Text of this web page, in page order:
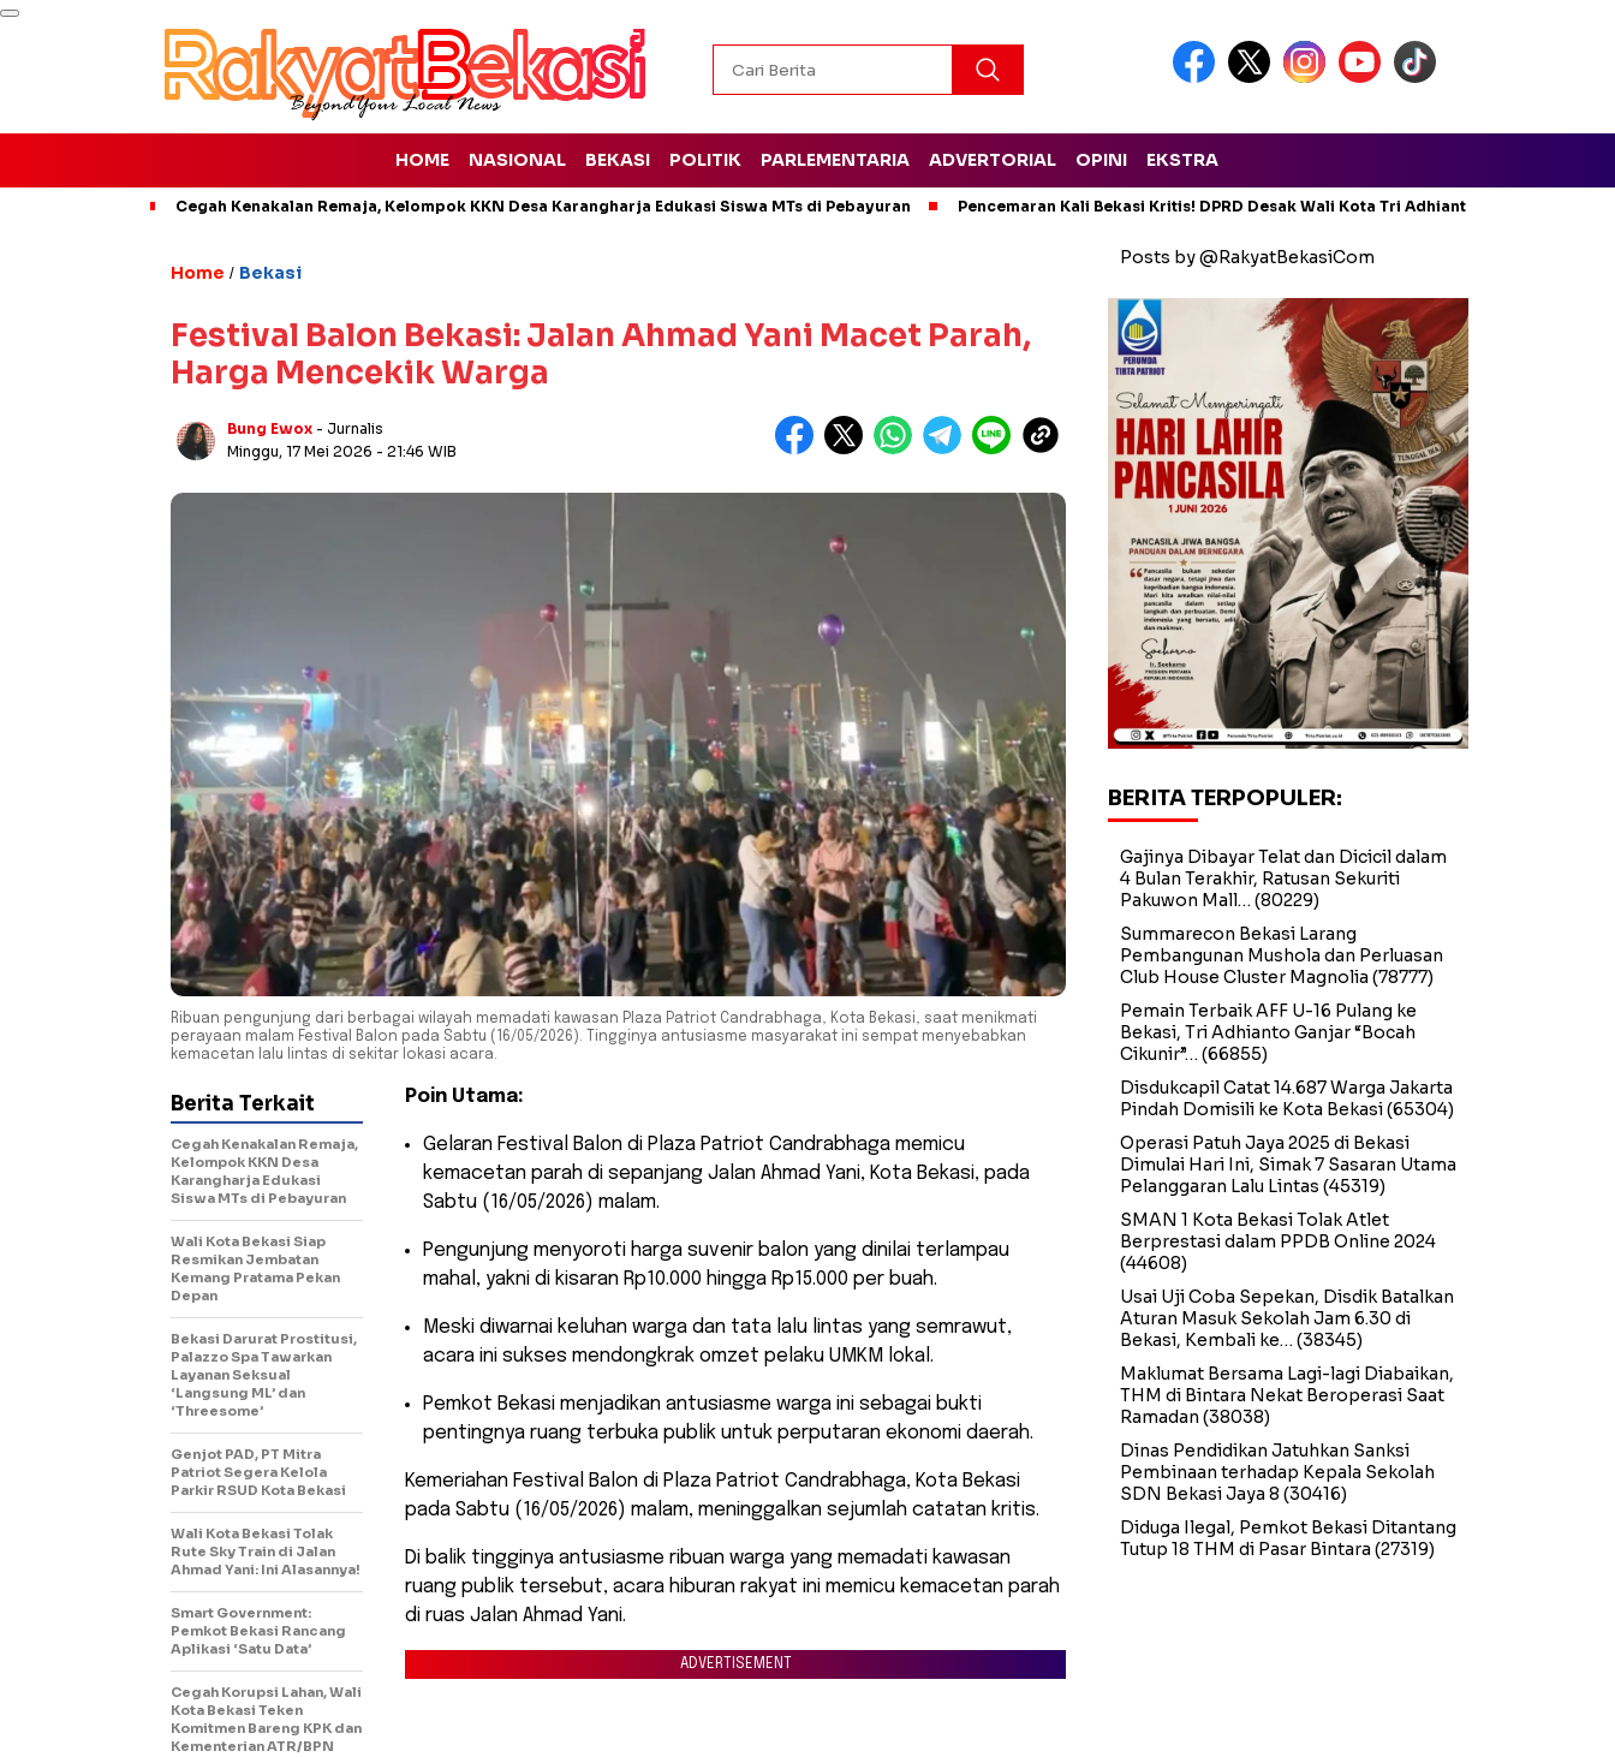
HOME NASIONAL BEKASI POLITIK PARLEMENTARIA ADVERTORIAL OPINI EKSTRA
Cegah Kenakalan Remaja, Kelompok KKN Desa Karangharja Edukasi Siswa MTs di Pebayuran Pencemaran Kali Bekasi Kritis! DPRD Desak Wali Kota Tri Adhianto Lapor ke
Home / Bekasi
Festival Balon Bekasi: Jalan Ahmad Yani Macet Parah,
Harga Mencekik Warga
Bung Ewox - Jurnalis
Minggu, 17 Mei 2026 - 21:46 WIB
Ribuan pengunjung dari berbagai wilayah memadati kawasan Plaza Patriot Candrabhaga, Kota Bekasi, saat menikmati
perayaan malam Festival Balon pada Sabtu (16/05/2026). Tingginya antusiasme masyarakat ini sempat menyebabkan
kemacetan lalu lintas di sekitar lokasi acara.
Poin Utama:
​Gelaran Festival Balon di Plaza Patriot Candrabhaga memicu
kemacetan parah di sepanjang Jalan Ahmad Yani, Kota Bekasi, pada
Sabtu (16/05/2026) malam.
​Pengunjung menyoroti harga suvenir balon yang dinilai terlampau
mahal, yakni di kisaran Rp10.000 hingga Rp15.000 per buah.
​Meski diwarnai keluhan warga dan tata lalu lintas yang semrawut,
acara ini sukses mendongkrak omzet pelaku UMKM lokal.
​Pemkot Bekasi menjadikan antusiasme warga ini sebagai bukti
pentingnya ruang terbuka publik untuk perputaran ekonomi daerah.
​Kemeriahan Festival Balon di Plaza Patriot Candrabhaga, Kota Bekasi
pada Sabtu (16/05/2026) malam, meninggalkan sejumlah catatan kritis.
Di balik tingginya antusiasme ribuan warga yang memadati kawasan
ruang publik tersebut, acara hiburan rakyat ini memicu kemacetan parah
di ruas Jalan Ahmad Yani.
ADVERTISEMENT
Berita Terkait
Cegah Kenakalan Remaja,
Kelompok KKN Desa
Karangharja Edukasi
Siswa MTs di Pebayuran
Wali Kota Bekasi Siap
Resmikan Jembatan
Kemang Pratama Pekan
Depan
Bekasi Darurat Prostitusi,
Palazzo Spa Tawarkan
Layanan Seksual
‘Langsung ML’ dan
‘Threesome’
Genjot PAD, PT Mitra
Patriot Segera Kelola
Parkir RSUD Kota Bekasi
Wali Kota Bekasi Tolak
Rute Sky Train di Jalan
Ahmad Yani: Ini Alasannya!
Smart Government:
Pemkot Bekasi Rancang
Aplikasi ‘Satu Data’
Cegah Korupsi Lahan, Wali
Kota Bekasi Teken
Komitmen Bareng KPK dan
Kementerian ATR/BPN
Posts by @RakyatBekasiCom
BERITA TERPOPULER:
Gajinya Dibayar Telat dan Dicicil dalam
4 Bulan Terakhir, Ratusan Sekuriti
Pakuwon Mall… (80229)
Summarecon Bekasi Larang
Pembangunan Mushola dan Perluasan
Club House Cluster Magnolia (78777)
Pemain Terbaik AFF U-16 Pulang ke
Bekasi, Tri Adhianto Ganjar “Bocah
Cikunir”… (66855)
Disdukcapil Catat 14.687 Warga Jakarta
Pindah Domisili ke Kota Bekasi(65304)
Operasi Patuh Jaya 2025 di Bekasi
Dimulai Hari Ini, Simak 7 Sasaran Utama
Pelanggaran Lalu Lintas (45319)
SMAN 1 Kota Bekasi Tolak Atlet
Berprestasi dalam PPDB Online 2024
(44608)
Usai Uji Coba Sepekan, Disdik Batalkan
Aturan Masuk Sekolah Jam 6.30 di
Bekasi, Kembali ke… (38345)
Maklumat Bersama Lagi-lagi Diabaikan,
THM di Bintara Nekat Beroperasi Saat
Ramadan (38038)
Dinas Pendidikan Jatuhkan Sanksi
Pembinaan terhadap Kepala Sekolah
SDN Bekasi Jaya 8 (30416)
Diduga Ilegal, Pemkot Bekasi Ditantang
Tutup 18 THM di Pasar Bintara (27319)